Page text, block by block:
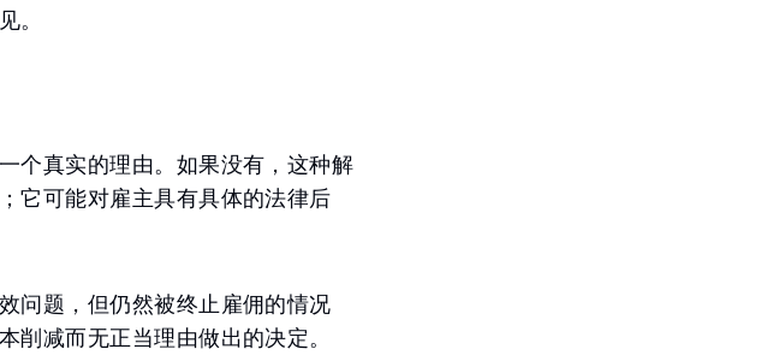
。
个真实的理由。如果没有，这种解
它可能对雇主具有具体的法律后
问题，但仍然被终止雇佣的情况
削减而无正当理由做出的决定。